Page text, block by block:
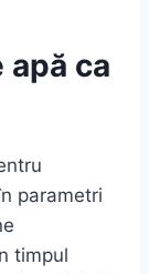
ca
parametri
timpul